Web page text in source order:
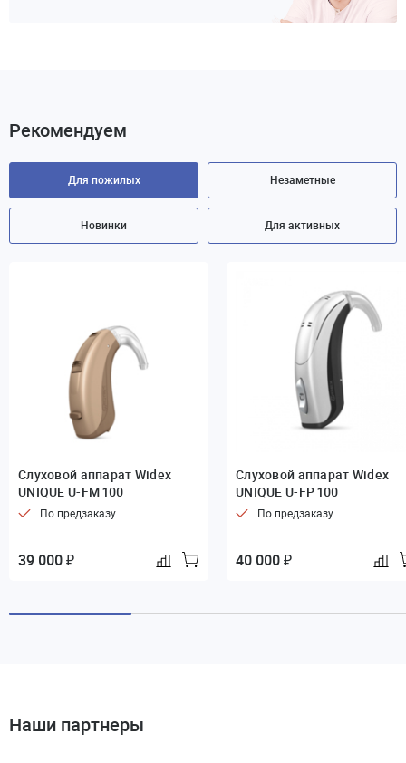
Рекомендуем
Для пожилых Незаметные
Новинки Для активных
Слуховой аппарат Widex
UNIQUE U-FM 100
По предзаказу
39 000 ₽
Слуховой аппарат Widex
UNIQUE U-FP 100
По предзаказу
40 000 ₽
Наши партнеры